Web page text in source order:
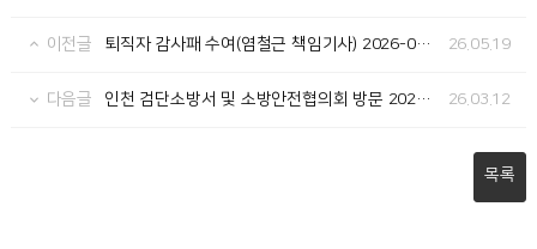
이전글 퇴직자 감사패 수여(염철근 책임기사) 2026-05-06 26.05.19
다음글 인천 검단소방서 및 소방안전협의회 방문 2026-03-11 26.03.12
목록